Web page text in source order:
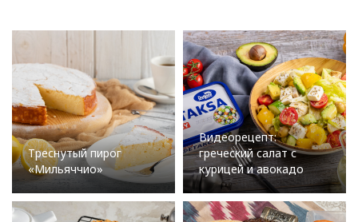
Треснутый пирог
«Мильяччио»
Видеорецепт:
греческий салат с
курицей и авокадо